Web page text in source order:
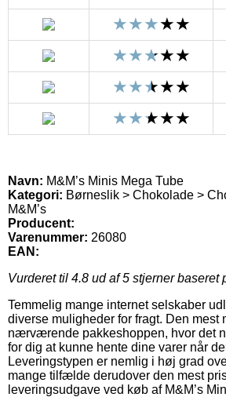
Navn: M&M’s Minis Mega Tube
Kategori: Børneslik > Chokolade >
M&M’s
Producent:
Varenummer: 26080
EAN:
Vurderet til 4.8 ud af 5 stjerner baseret
Temmelig mange internet selskaber
diverse muligheder for fragt. Den mest
nærværende pakkeshoppen, hvor det
for dig at kunne hente dine varer når
Leveringstypen er nemlig i høj grad
mange tilfælde derudover den mest
leveringsudgave ved køb af M&M’s